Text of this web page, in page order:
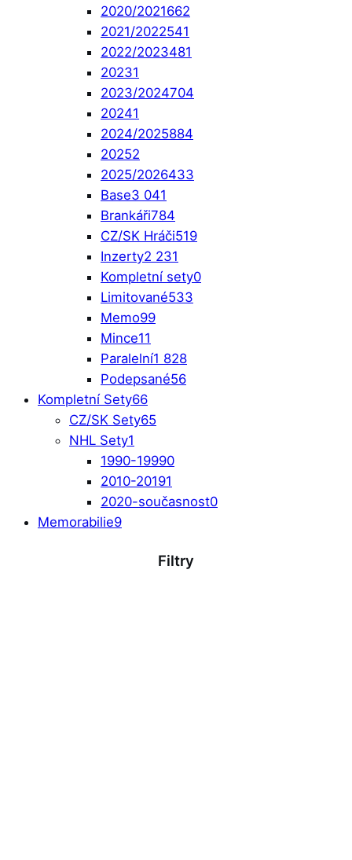
2020/2021662
2021/2022541
2022/2023481
20231
2023/2024704
20241
2024/2025884
20252
2025/2026433
Base3 041
Brankáři784
CZ/SK Hráči519
Inzerty2 231
Kompletní sety0
Limitované533
Memo99
Mince11
Paralelní1 828
Podepsané56
Kompletní Sety66
CZ/SK Sety65
NHL Sety1
1990-19990
2010-20191
2020-současnost0
Memorabilie9
Filtry